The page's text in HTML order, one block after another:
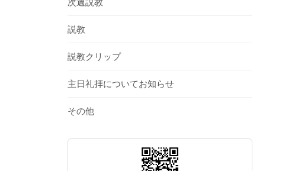
次週説教
説教
説教クリップ
主日礼拝についてお知らせ
その他